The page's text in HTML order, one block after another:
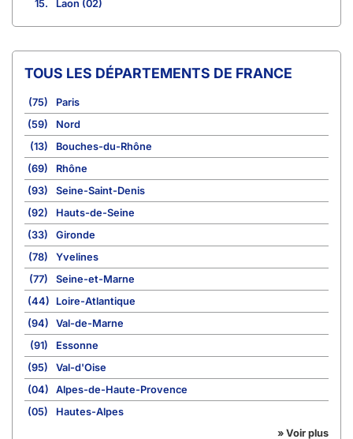
15.
Laon (02)
TOUS LES DÉPARTEMENTS DE FRANCE
(75)
Paris
(59)
Nord
(13)
Bouches-du-Rhône
(69)
Rhône
(93)
Seine-Saint-Denis
(92)
Hauts-de-Seine
(33)
Gironde
(78)
Yvelines
(77)
Seine-et-Marne
(44)
Loire-Atlantique
(94)
Val-de-Marne
(91)
Essonne
(95)
Val-d'Oise
(04)
Alpes-de-Haute-Provence
(05)
Hautes-Alpes
» Voir plus